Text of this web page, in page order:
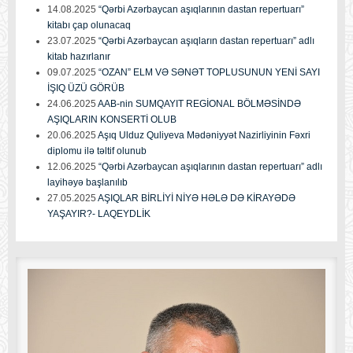
14.08.2025 “Qərbi Azərbaycan aşıqlarının dastan repertuarı”
kitabı çap olunacaq
23.07.2025 “Qərbi Azərbaycan aşıqların dastan repertuarı” adlı
kitab hazırlanır
09.07.2025 “OZAN” ELM VƏ SƏNƏT TOPLUSUNUN YENİ SAYI
İŞIQ ÜZÜ GÖRÜB
24.06.2025 AAB-nin SUMQAYIT REGİONAL BÖLMƏSİNDƏ
AŞIQLARIN KONSERTİ OLUB
20.06.2025 Aşıq Ulduz Quliyeva Mədəniyyət Nazirliyinin Fəxri
diplomu ilə təltif olunub
12.06.2025 “Qərbi Azərbaycan aşıqlarının dastan repertuarı” adlı
layihəyə başlanılıb
27.05.2025 AŞIQLAR BİRLİYİ NİYƏ HƏLƏ DƏ KİRAYƏDƏ
YAŞAYIR?- LAQEYDLİK